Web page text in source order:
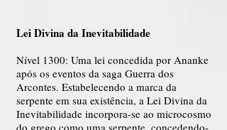
Lei Divina da Inevitabilidade
Nível 1300: Uma lei concedida por Ananke
após os eventos da saga Guerra dos
Arcontes. Estabelecendo a marca da
serpente em sua existência, a Lei Divina da
Inevitabilidade incorpora-se ao microcosmo
do grego como uma serpente, concedendo-